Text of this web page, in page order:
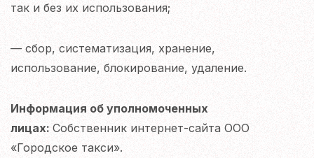
так и без их использования;
— сбор, систематизация, хранение,
использование, блокирование, удаление.
Информация об уполномоченных
лицах: Собственник интернет-сайта ООО
«Городское такси».